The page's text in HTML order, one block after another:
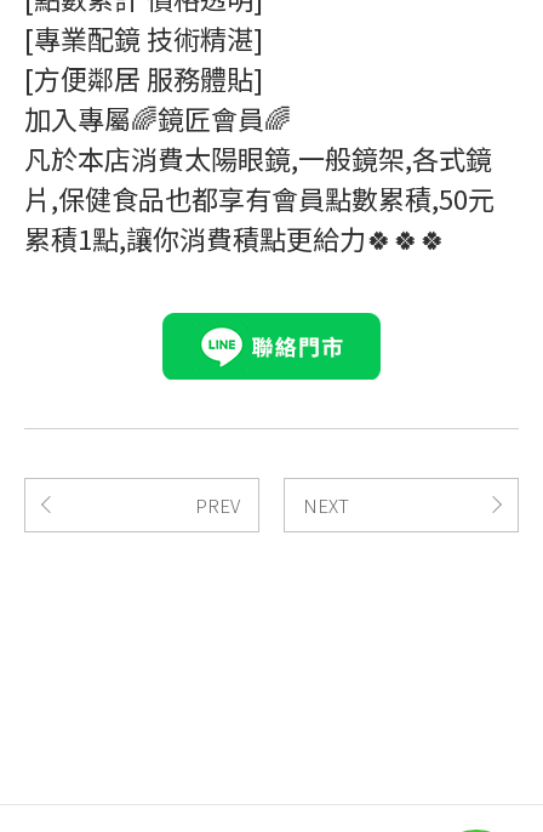
[專業配鏡 技術精湛]
[方便鄰居 服務體貼]
加入專屬🌈鏡匠會員🌈
凡於本店消費太陽眼鏡,一般鏡架,各式鏡
片,保健食品也都享有會員點數累積,50元
累積1點,讓你消費積點更給力🍀🍀🍀
PREV NEXT